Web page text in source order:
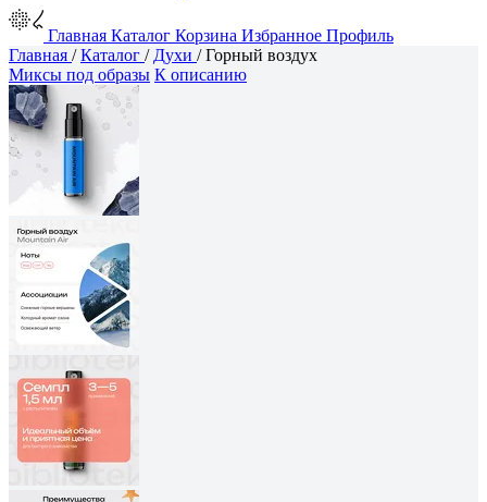
Главная Каталог Корзина Избранное Профиль
Главная /Каталог / Духи /Горный воздух
Миксы под образы К описанию